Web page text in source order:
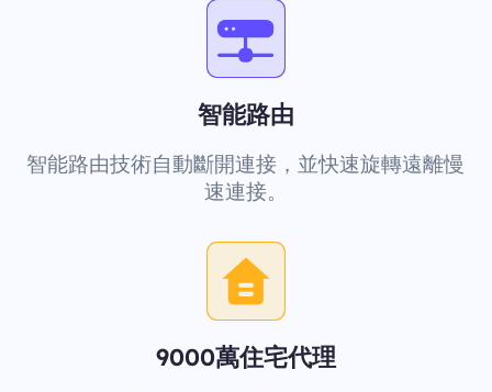
智能路由
智能路由技術自動斷開連接，並快速旋轉遠離慢
速連接。
9000萬住宅代理